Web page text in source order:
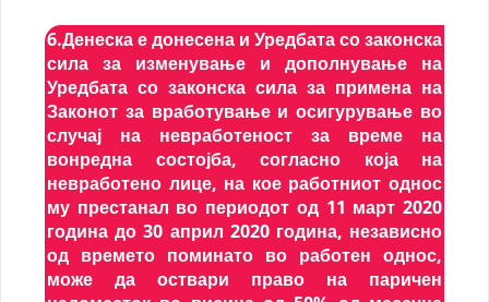
6.Денеска е донесена и Уредбата со законска
сила за изменување и дополнување на
Уредбата со законска сила за примена на
Законот за вработување и осигурување во
случај на невработеност за време на
вонредна состојба, согласно која на
невработено лице, на кое работниот однос
му престанал во периодот од 11 март 2020
година до 30 април 2020 година, независно
од времето поминато во работен однос,
може да оствари право на паричен